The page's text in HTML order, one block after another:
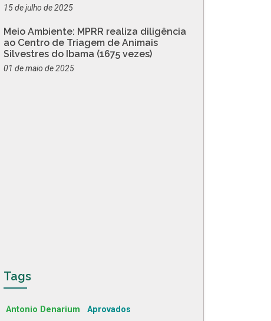
15 de julho de 2025
Meio Ambiente: MPRR realiza diligência
ao Centro de Triagem de Animais
Silvestres do Ibama (1675 vezes)
01 de maio de 2025
Tags
Antonio Denarium Aprovados